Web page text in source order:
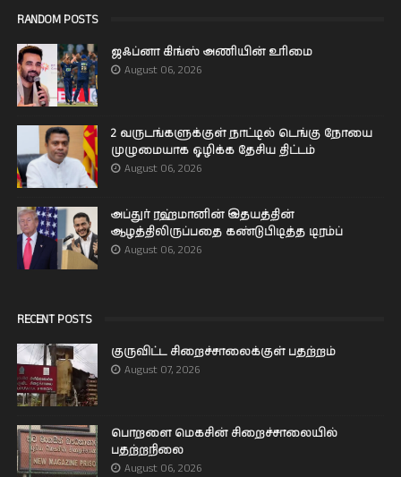
RANDOM POSTS
ஜஃப்னா கிங்ஸ் அணியின் உரிமை
August 06, 2026
2 வருடங்களுக்குள் நாட்டில் டெங்கு நோயை
முழுமையாக ஒழிக்க தேசிய திட்டம்
August 06, 2026
அப்துர் ரஹ்மானின் இதயத்தின்
ஆழத்திலிருப்பதை கண்டுபிடித்த டிரம்ப்
August 06, 2026
RECENT POSTS
குருவிட்ட சிறைச்சாலைக்குள் பதற்றம்
August 07, 2026
பொறளை மெகசின் சிறைச்சாலையில்
பதற்றநிலை
August 06, 2026